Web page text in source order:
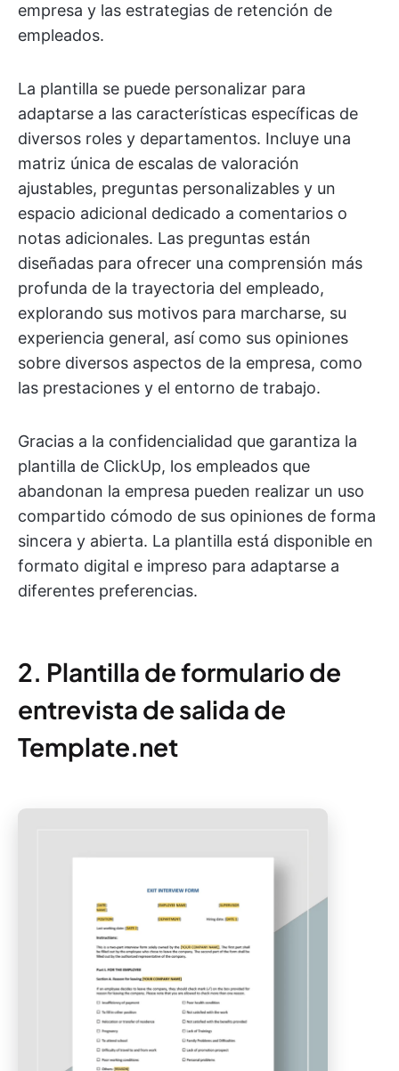
empresa y las estrategias de retención de
empleados.
La plantilla se puede personalizar para
adaptarse a las características específicas de
diversos roles y departamentos. Incluye una
matriz única de escalas de valoración
ajustables, preguntas personalizables y un
espacio adicional dedicado a comentarios o
notas adicionales. Las preguntas están
diseñadas para ofrecer una comprensión más
profunda de la trayectoria del empleado,
explorando sus motivos para marcharse, su
experiencia general, así como sus opiniones
sobre diversos aspectos de la empresa, como
las prestaciones y el entorno de trabajo.
Gracias a la confidencialidad que garantiza la
plantilla de ClickUp, los empleados que
abandonan la empresa pueden realizar un uso
compartido cómodo de sus opiniones de forma
sincera y abierta. La plantilla está disponible en
formato digital e impreso para adaptarse a
diferentes preferencias.
2. Plantilla de formulario de
entrevista de salida de
Template.net